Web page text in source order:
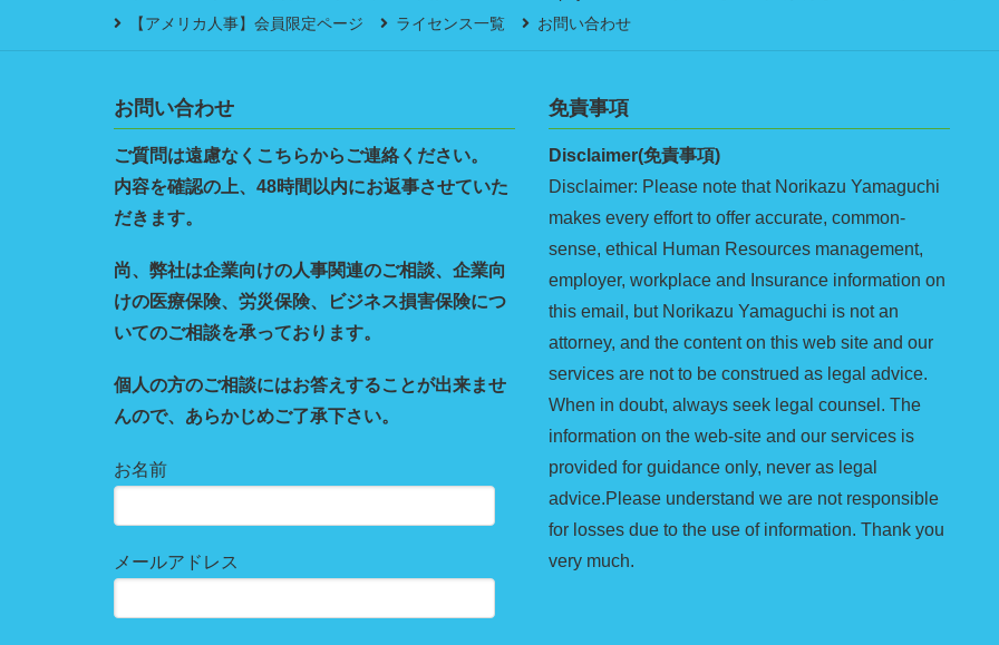
【アメリカ人事】会員限定ページ
ライセンス一覧 お問い合わせ
お問い合わせ
ご質問は遠慮なくこちらからご連絡ください。
内容を確認の上、48時間以内にお返事させていた
だきます。
尚、弊社は企業向けの人事関連のご相談、企業向
けの医療保険、労災保険、ビジネス損害保険につ
いてのご相談を承っております。
個人の方のご相談にはお答えすることが出来ませ
んので、あらかじめご了承下さい。
お名前
メールアドレス
免責事項
Disclaimer(免責事項)
Disclaimer: Please note that Norikazu Yamaguchi
makes every effort to offer accurate, common-
sense, ethical Human Resources management,
employer, workplace and Insurance information on
this email, but Norikazu Yamaguchi is not an
attorney, and the content on this web site and our
services are not to be construed as legal advice.
When in doubt, always seek legal counsel. The
information on the web-site and our services is
provided for guidance only, never as legal
advice.Please understand we are not responsible
for losses due to the use of information. Thank you
very much.